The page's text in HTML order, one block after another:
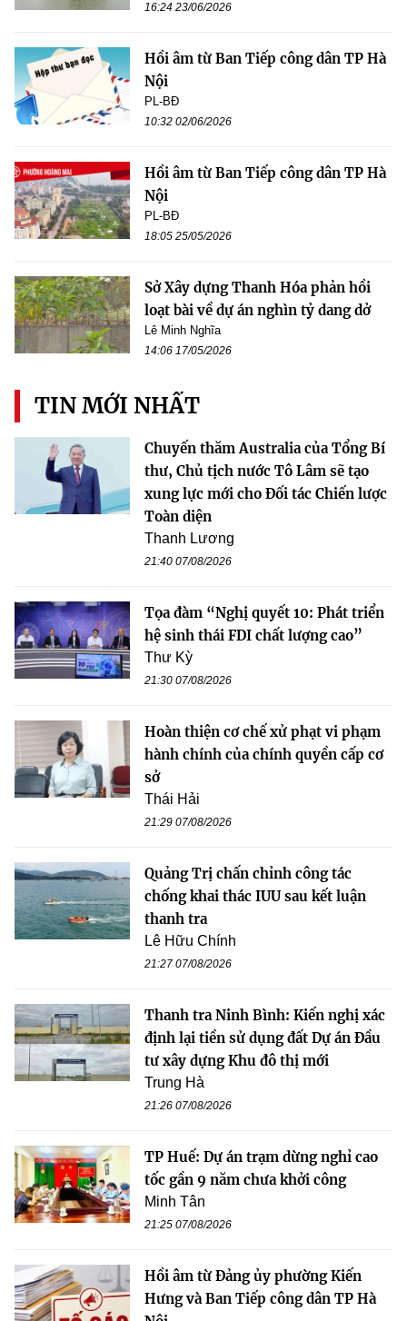
16:24 23/06/2026
Hồi âm từ Ban Tiếp công dân TP Hà
Nội
PL-BĐ
10:32 02/06/2026
Hồi âm từ Ban Tiếp công dân TP Hà
Nội
PL-BĐ
18:05 25/05/2026
Sở Xây dựng Thanh Hóa phản hồi
loạt bài về dự án nghìn tỷ dang dở
Lê Minh Nghĩa
14:06 17/05/2026
TIN MỚI NHẤT
Chuyến thăm Australia của Tổng Bí
thư, Chủ tịch nước Tô Lâm sẽ tạo
xung lực mới cho Đối tác Chiến lược
Toàn diện
Thanh Lương
21:40 07/08/2026
Tọa đàm “Nghị quyết 10: Phát triển
hệ sinh thái FDI chất lượng cao”
Thư Kỳ
21:30 07/08/2026
Hoàn thiện cơ chế xử phạt vi phạm
hành chính của chính quyền cấp cơ
sở
Thái Hải
21:29 07/08/2026
Quảng Trị chấn chỉnh công tác
chống khai thác IUU sau kết luận
thanh tra
Lê Hữu Chính
21:27 07/08/2026
Thanh tra Ninh Bình: Kiến nghị xác
định lại tiền sử dụng đất Dự án Đầu
tư xây dựng Khu đô thị mới
Trung Hà
21:26 07/08/2026
TP Huế: Dự án trạm dừng nghỉ cao
tốc gần 9 năm chưa khởi công
Minh Tân
21:25 07/08/2026
Hồi âm từ Đảng ủy phường Kiến
Hưng và Ban Tiếp công dân TP Hà